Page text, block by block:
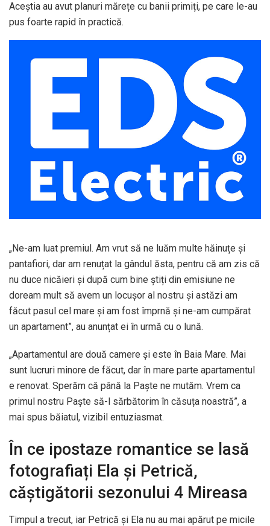
Aceștia au avut planuri mărețe cu banii primiți, pe care le-au
pus foarte rapid în practică.
„Ne-am luat premiul. Am vrut să ne luăm multe hăinuțe și
pantafiori, dar am renuțat la gândul ăsta, pentru că am zis că
nu duce nicăieri și după cum bine știți din emisiune ne
doream mult să avem un locușor al nostru și astăzi am
făcut pasul cel mare și am fost împrnă și ne-am cumpărat
un apartament”, au anunțat ei în urmă cu o lună.
„Apartamentul are două camere și este în Baia Mare. Mai
sunt lucruri minore de făcut, dar în mare parte apartamentul
e renovat. Sperăm că până la Paște ne mutăm. Vrem ca
primul nostru Paște să-l sărbătorim în căsuța noastră”, a
mai spus băiatul, vizibil entuziasmat.
În ce ipostaze romantice se lasă
fotografiați Ela și Petrică,
căștigătorii sezonului 4 Mireasa
Timpul a trecut, iar Petrică și Ela nu au mai apărut pe micile